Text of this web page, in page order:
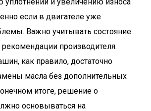
если в двигателе уже
Важно учитывать состояние
производителя.
как правило, достаточно
масла без дополнительных
итоге, решение о
основываться на